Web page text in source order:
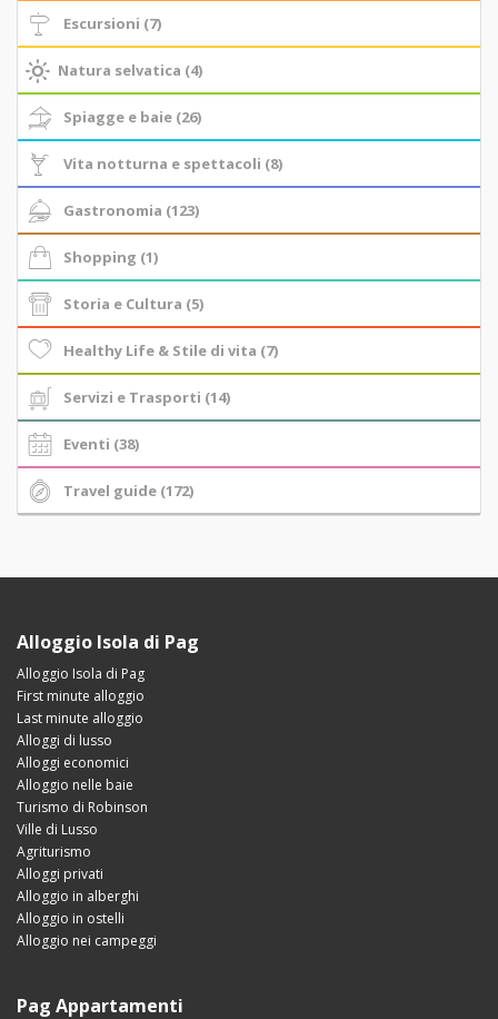
Escursioni (7)
Natura selvatica (4)
Spiagge e baie (26)
Vita notturna e spettacoli (8)
Gastronomia (123)
Shopping (1)
Storia e Cultura (5)
Healthy Life & Stile di vita (7)
Servizi e Trasporti (14)
Eventi (38)
Travel guide (172)
Alloggio Isola di Pag
Alloggio Isola di Pag
First minute alloggio
Last minute alloggio
Alloggi di lusso
Alloggi economici
Alloggio nelle baie
Turismo di Robinson
Ville di Lusso
Agriturismo
Alloggi privati
Alloggio in alberghi
Alloggio in ostelli
Alloggio nei campeggi
Pag Appartamenti